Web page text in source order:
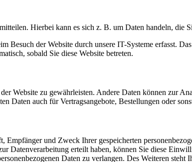
Hierbei kann es sich z. B. um Daten handeln, die
Besuch der Website durch unsere IT-Systeme erfasst.
sobald Sie diese Website betreten.
Website zu gewährleisten. Andere Daten können zur
Daten auch für Vertragsangebote, Bestellungen oder
und Zweck Ihrer gespeicherten
Datenverarbeitung erteilt haben, können Sie diese
Daten zu verlangen. Des Weiteren